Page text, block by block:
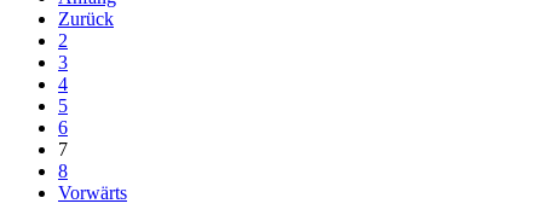
Zurück
2
3
4
5
6
7
8
Vorwärts